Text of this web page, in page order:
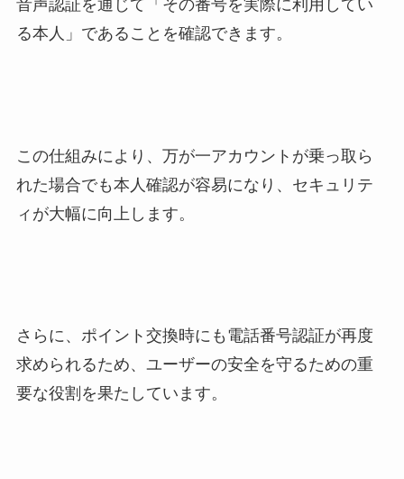
音声認証を通じて「その番号を実際に利用してい
る本人」であることを確認できます。
この仕組みにより、万が一アカウントが乗っ取ら
れた場合でも本人確認が容易になり、セキュリテ
ィが大幅に向上します。
さらに、ポイント交換時にも電話番号認証が再度
求められるため、ユーザーの安全を守るための重
要な役割を果たしています。